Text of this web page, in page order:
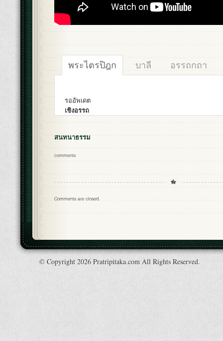
พระไตรปิฎก บาลี อรรถกถา
รออัพเดต
เชิงอรรถ
สนทนาธรรม
comments
Comments are closed.
© Copyright 2026 Pratripitaka.com All Rights Reserved.